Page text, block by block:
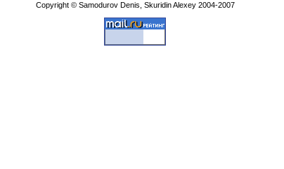
Copyright © Samodurov Denis, Skuridin Alexey 2004-2007